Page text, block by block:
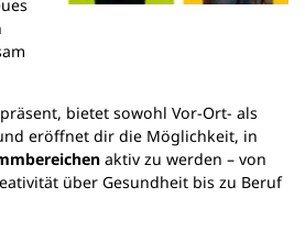
bietet sowohl Vor-Ort- als
eröffnet dir die Möglichkeit, in
aktiv zu werden – von
über Gesundheit bis zu Beruf